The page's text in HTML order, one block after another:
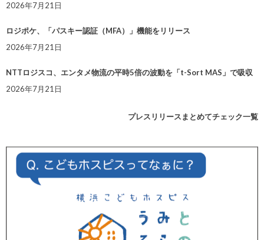
2026年7月21日
ロジポケ、「パスキー認証（MFA）」機能をリリース
2026年7月21日
NTTロジスコ、エンタメ物流の平時5倍の波動を「t-Sort MAS」で吸収
2026年7月21日
プレスリリースまとめてチェック一覧